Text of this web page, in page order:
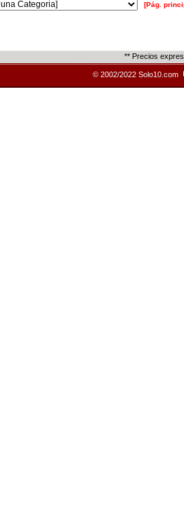
[Pág.
** Precios
© 2002/2022 Solo10.com